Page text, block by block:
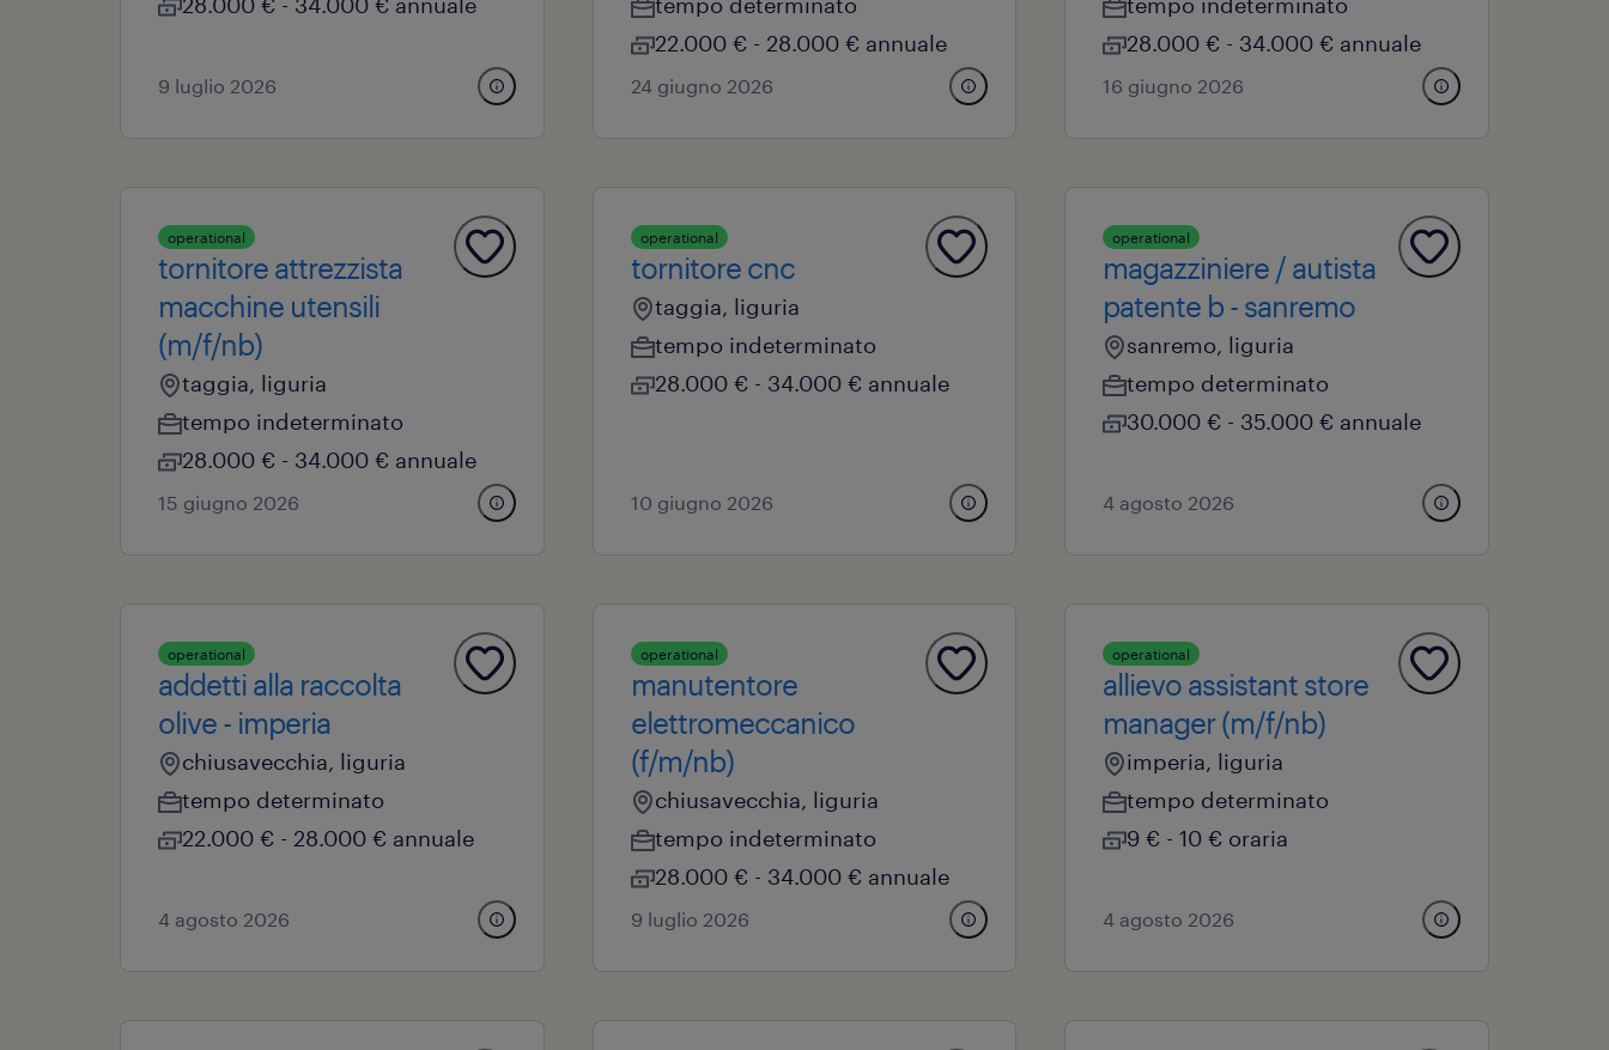
9 luglio 2026
22.000 € - 28.000 € annuale
24 giugno 2026
28.000 € - 34.000 € annuale
16 giugno 2026
operational
tornitore attrezzista
macchine utensili
(m/f/nb)
taggia, liguria
tempo indeterminato
28.000 € - 34.000 € annuale
15 giugno 2026
operational
tornitore cnc
taggia, liguria
tempo indeterminato
28.000 € - 34.000 € annuale
10 giugno 2026
operational
magazziniere / autista
patente b - sanremo
sanremo, liguria
tempo determinato
30.000 € - 35.000 € annuale
4 agosto 2026
operational
addetti alla raccolta
olive - imperia
chiusavecchia, liguria
tempo determinato
22.000 € - 28.000 € annuale
4 agosto 2026
operational
manutentore
elettromeccanico
(f/m/nb)
chiusavecchia, liguria
tempo indeterminato
28.000 € - 34.000 € annuale
9 luglio 2026
operational
allievo assistant store
manager (m/f/nb)
imperia, liguria
tempo determinato
9 € - 10 € oraria
4 agosto 2026